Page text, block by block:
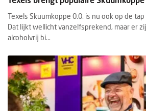
Texels Skuumkoppe 0.0. is nu ook op de
Dat lijkt wellicht vanzelfsprekend, maar er
alcoholvrij bi...